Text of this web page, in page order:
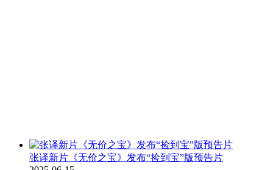
张译新片《无价之宝》发布“捡到宝”版预告片